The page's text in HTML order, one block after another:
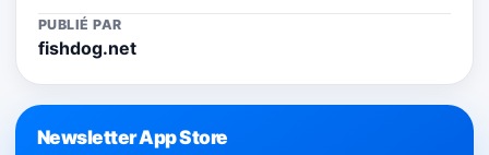
PUBLIÉ PAR
fishdog.net
Newsletter App Store